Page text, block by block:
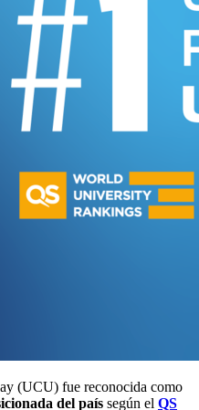
(UCU) fue reconocida como
del país según el QS